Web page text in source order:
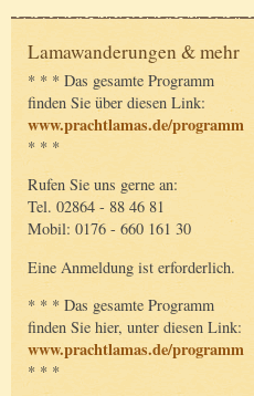
Lamawanderungen & mehr
* * * Das gesamte Programm
finden Sie über diesen Link:
www.prachtlamas.de/programm
* * *
Rufen Sie uns gerne an:
Tel. 02864 - 88 46 81
Mobil: 0176 - 660 161 30
Eine Anmeldung ist erforderlich.
* * * Das gesamte Programm
finden Sie hier, unter diesen Link:
www.prachtlamas.de/programm
* * *